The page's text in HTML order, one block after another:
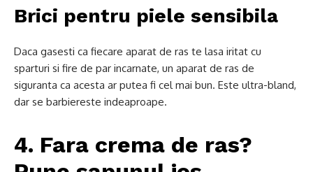
Brici pentru piele sensibila
Daca gasesti ca fiecare aparat de ras te lasa iritat cu
sparturi si fire de par incarnate, un aparat de ras de
siguranta ca acesta ar putea fi cel mai bun. Este ultra-bland,
dar se barbiereste indeaproape.
4. Fara crema de ras?